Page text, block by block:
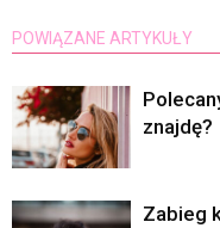
POWIĄZANE ARTYKUŁY
znajdę?
Zabieg